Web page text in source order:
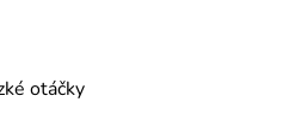
otáčky